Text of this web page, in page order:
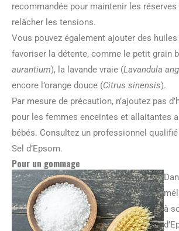
recommandée pour maintenir les
relâcher les tensions.
Vous pouvez également ajouter des
favoriser la détente, comme le petit grain
aurantium), la lavande vraie (Lavandula
encore l’orange douce (Citrus sinensis).
Par mesure de précaution, n’ajoutez pas
pour les femmes enceintes et allaitantes
bébés. Consultez un professionnel
Sel d’Epsom.
Pour un gommage
à